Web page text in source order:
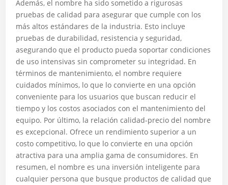
Además, el nombre ha sido sometido a rigurosas
pruebas de calidad para asegurar que cumple con los
más altos estándares de la industria. Esto incluye
pruebas de durabilidad, resistencia y seguridad,
asegurando que el producto pueda soportar condiciones
de uso intensivas sin comprometer su integridad. En
términos de mantenimiento, el nombre requiere
cuidados mínimos, lo que lo convierte en una opción
conveniente para los usuarios que buscan reducir el
tiempo y los costos asociados con el mantenimiento del
equipo. Por último, la relación calidad-precio del nombre
es excepcional. Ofrece un rendimiento superior a un
costo competitivo, lo que lo convierte en una opción
atractiva para una amplia gama de consumidores. En
resumen, el nombre es una inversión inteligente para
cualquier persona que busque productos de calidad que